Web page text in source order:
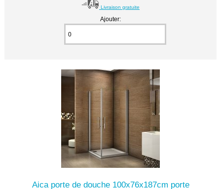
Livraison gratuite
Ajouter:
Aica porte de douche 100x76x187cm porte